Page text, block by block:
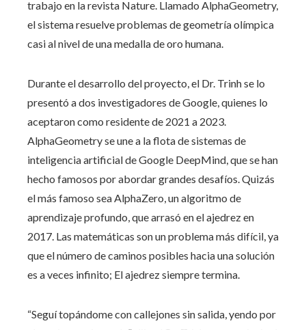
trabajo en la revista Nature. Llamado AlphaGeometry,
el sistema resuelve problemas de geometría olímpica
casi al nivel de una medalla de oro humana.
Durante el desarrollo del proyecto, el Dr. Trinh se lo
presentó a dos investigadores de Google, quienes lo
aceptaron como residente de 2021 a 2023.
AlphaGeometry se une a la flota de sistemas de
inteligencia artificial de Google DeepMind, que se han
hecho famosos por abordar grandes desafíos. Quizás
el más famoso sea AlphaZero, un algoritmo de
aprendizaje profundo, que arrasó en el ajedrez en
2017. Las matemáticas son un problema más difícil, ya
que el número de caminos posibles hacia una solución
es a veces infinito; El ajedrez siempre termina.
“Seguí topándome con callejones sin salida, yendo por